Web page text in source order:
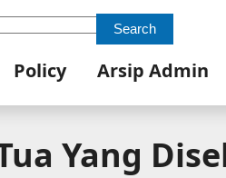
Search
Policy Arsip Admin
Yang